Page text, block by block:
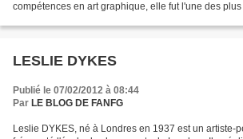
compétences en art graphique, elle fut l'une des
LESLIE DYKES
Publié le 07/02/2012 à 08:44
Par LE BLOG DE FANFG
Leslie DYKES, né à Londres en 1937 est un artiste-